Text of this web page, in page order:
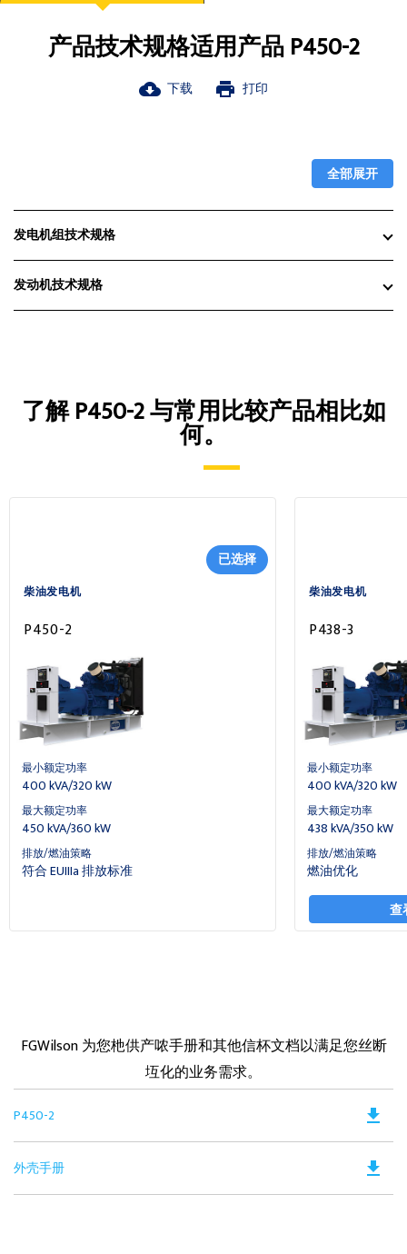
产品技术规格适用产品 P450-2
cloud_download 下载 print 打印
全部展开
发电机组技术规格
发动机技术规格
了解 P450-2 与常用比较产品相比如
何。
柴油发电机
已选择
P450-2
最小额定功率
400 kVA/320 kW
最大额定功率
450 kVA/360 kW
排放/燃油策略
符合 EUIIIa 排放标准
柴油发电机
P438-3
最小额定功率
400 kVA/320 kW
最大额定功率
438 kVA/350 kW
排放/燃油策略
燃油优化
查
FGWilson 为您杝供产哝手册和其他信杯文档以满足您丝断
坘化的业务需求。
P450-2
a
file_download
外壳手册 file_download